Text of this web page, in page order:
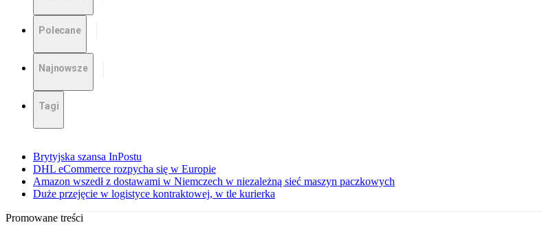
Polecane
Najnowsze
Tagi
Brytyjska szansa InPostu
DHL eCommerce rozpycha się w Europie
Amazon wszedł z dostawami w Niemczech w niezależną sieć maszyn paczkowych
Duże przejęcie w logistyce kontraktowej, w tle kurierka
Promowane treści